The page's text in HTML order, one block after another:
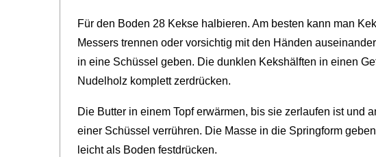
Für den Boden 28 Kekse halbieren. Am besten kann man
Messers trennen oder vorsichtig mit den Händen
in eine Schüssel geben. Die dunklen Kekshälften in einen
Nudelholz komplett zerdrücken.
Die Butter in einem Topf erwärmen, bis sie zerlaufen ist und
einer Schüssel verrühren. Die Masse in die Springform
leicht als Boden festdrücken.